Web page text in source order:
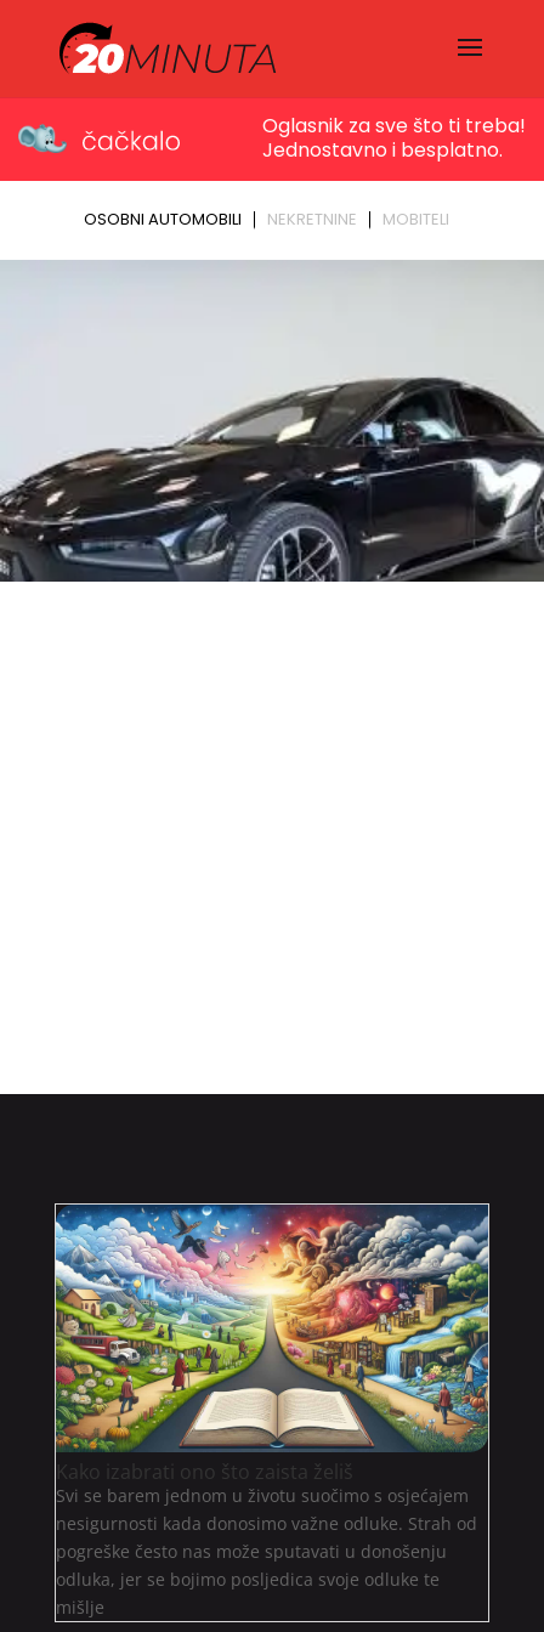
Kako izabrati ono što zaista želiš
Svi se barem jednom u životu suočimo s osjećajem
nesigurnosti kada donosimo važne odluke. Strah od
pogreške često nas može sputavati u donošenju
odluka, jer se bojimo posljedica svoje odluke te
mišlje